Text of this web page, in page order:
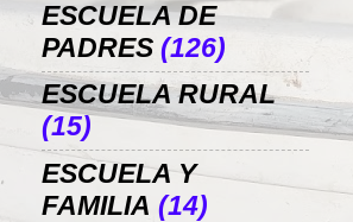
ESCUELA DE
PADRES (126)
ESCUELA RURAL
(15)
ESCUELA Y
FAMILIA (14)